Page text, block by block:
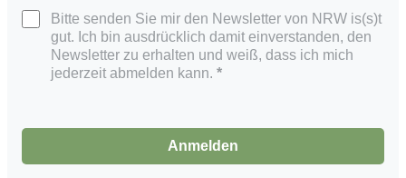
Bitte senden Sie mir den Newsletter von NRW is(s)t
gut. Ich bin ausdrücklich damit einverstanden, den
Newsletter zu erhalten und weiß, dass ich mich
jederzeit abmelden kann.
Anmelden